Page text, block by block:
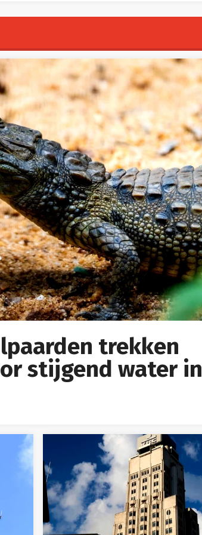
trekken
stijgend water in